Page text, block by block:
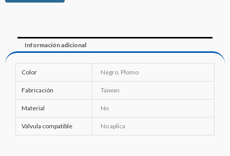
Información adicional
Color Negro, Plomo
Fabricación Taiwan
Material Nn
Válvula compatible No aplica